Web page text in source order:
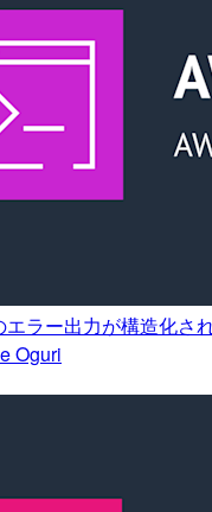
エラー出力が構造化さ
Oguri